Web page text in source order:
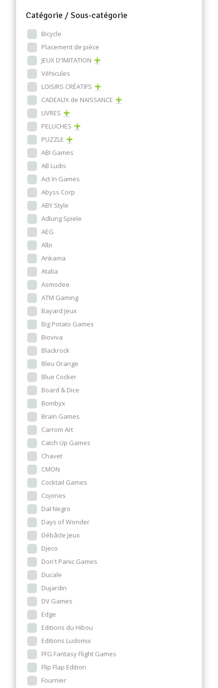
Catégorie / Sous-catégorie
Bicycle
Placement de pièce
JEUX D'IMITATION
Véhicules
LOISIRS CRÉATIFS
CADEAUX de NAISSANCE
LIVRES
PELUCHES
PUZZLE
ABI Games
AB Ludis
Act In Games
Abyss Corp
ABY Style
Adlung Spiele
AEG
Albi
Ankama
Atalia
Asmodee
ATM Gaming
Bayard Jeux
Big Potato Games
Bioviva
Blackrock
Bleu Orange
Blue Cocker
Board & Dice
Bombyx
Brain Games
Carrom Art
Catch Up Games
Chavet
CMON
Cocktail Games
Cojones
Dal Negro
Days of Wonder
Débâcle Jeux
Djeco
Don't Panic Games
Ducale
Dujardin
DV Games
Edge
Editions du Hibou
Editions Ludomix
FFG Fantasy Flight Games
Flip Flap Edition
Fournier